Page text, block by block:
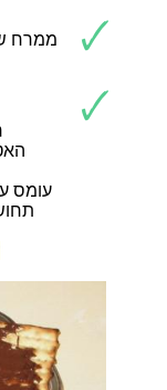
🗸 ממרח שוקולד (80%
🗸
עומס